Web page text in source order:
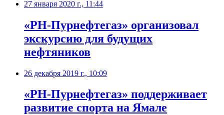
27 января 2020 г., 11:44
«РН-Пурнефтегаз» организовал
экскурсию для будущих
нефтяников
26 декабря 2019 г., 10:09
«РН-Пурнефтегаз» поддерживает
развитие спорта на Ямале